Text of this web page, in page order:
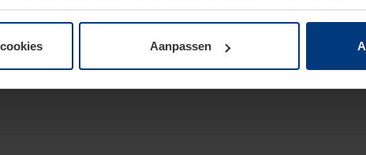
cookies op paginaPrivacyverklaringop onze website wijzigen
Aanpassen